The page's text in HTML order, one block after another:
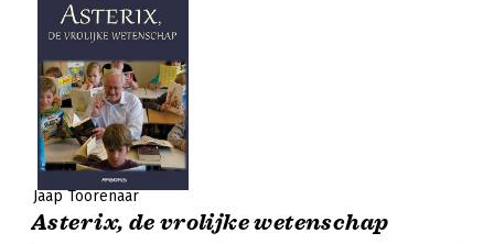
Jaap Toorenaar
Asterix, de vrolijke wetenschap